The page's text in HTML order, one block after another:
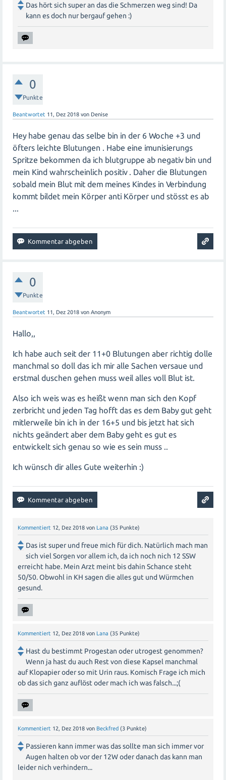
Das hört sich super an das die Schmerzen weg sind! Da
kann es doch nur bergauf gehen :)
0
Punkte
Beantwortet 11, Dez 2018 von Denise
Hey habe genau das selbe bin in der 6 Woche +3 und
öfters leichte Blutungen . Habe eine imunisierungs
Spritze bekommen da ich blutgruppe ab negativ bin und
mein Kind wahrscheinlich positiv . Daher die Blutungen
sobald mein Blut mit dem meines Kindes in Verbindung
kommt bildet mein Körper anti Körper und stösst es ab
0
Punkte
Beantwortet 11, Dez 2018 von Anonym
Hallo,,
Ich habe auch seit der 11+0 Blutungen aber richtig dolle
manchmal so doll das ich mir alle Sachen versaue und
erstmal duschen gehen muss weil alles voll Blut ist.
Also ich weis was es heißt wenn man sich den Kopf
zerbricht und jeden Tag hofft das es dem Baby gut geht
mitlerweile bin ich in der 16+5 und bis jetzt hat sich
nichts geändert aber dem Baby geht es gut es
entwickelt sich genau so wie es sein muss ..
Ich wünsch dir alles Gute weiterhin :)
Kommentiert 12, Dez 2018 von Lana (35 Punkte)
Das ist super und freue mich für dich. Natürlich mach man
sich viel Sorgen vor allem ich, da ich noch nich 12 SSW
erreicht habe. Mein Arzt meint bis dahin Schance steht
50/50. Obwohl in KH sagen die alles gut und Würmchen
gesund.
Kommentiert 12, Dez 2018 von Lana (35 Punkte)
Hast du bestimmt Progestan oder utrogest genommen?
Wenn ja hast du auch Rest von diese Kapsel manchmal
auf Klopapier oder so mit Urin raus. Komisch Frage ich mich
ob das sich ganz auflöst oder mach ich was falsch...;(
Kommentiert 12, Dez 2018 von Beckfred (3 Punkte)
Passieren kann immer was das sollte man sich immer vor
Augen halten ob vor der 12W oder danach das kann man
leider nich verhindern...